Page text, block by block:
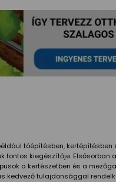
tóépítésben,
kiegészítője.
a kertészetben és a
kedvező tulajdonsággal